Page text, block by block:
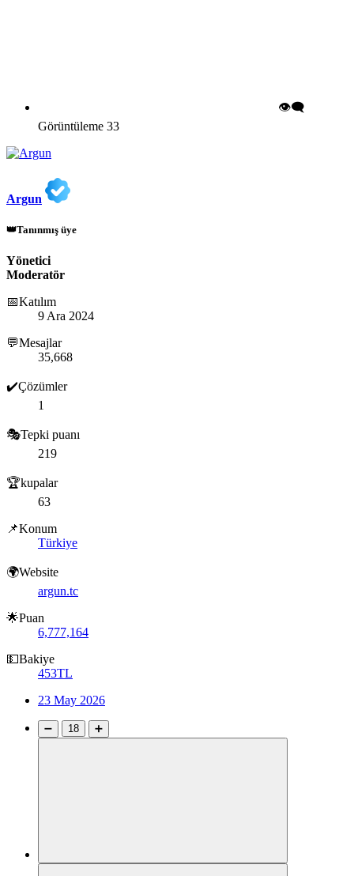
👁️‍🗨️
Görüntüleme 33
Argun
👑Tanınmış üye
Yönetici
Moderatör
📅Katılım
9 Ara 2024
💬Mesajlar
35,668
✔️Çözümler
1
🎭Tepki puanı
219
🏆kupalar
63
📌Konum
Türkiye
🌍Website
argun.tc
🌟Puan
6,777,164
💵Bakiye
453TL
23 May 2026
➖ 18 ➕